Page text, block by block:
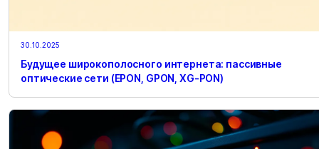
30.10.2025
Будущее широкополосного интернета: пассивные
оптические сети (EPON, GPON, XG-PON)